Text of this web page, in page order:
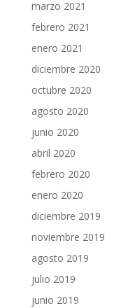
marzo 2021
febrero 2021
enero 2021
diciembre 2020
octubre 2020
agosto 2020
junio 2020
abril 2020
febrero 2020
enero 2020
diciembre 2019
noviembre 2019
agosto 2019
julio 2019
junio 2019